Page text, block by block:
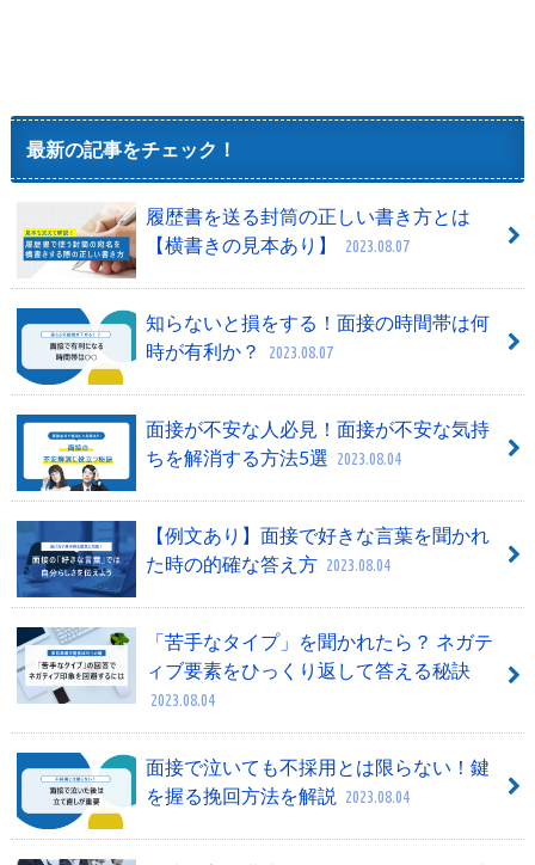
最新の記事をチェック！
履歴書を送る封筒の正しい書き方とは
【横書きの見本あり】
2023.08.07
知らないと損をする！面接の時間帯は何
時が有利か？
2023.08.07
面接が不安な人必見！面接が不安な気持
ちを解消する方法5選 2023.08.04
【例文あり】面接で好きな言葉を聞かれ
た時の的確な答え方 2023.08.04
「苦手なタイプ」を聞かれたら？ ネガテ
ィブ要素をひっくり返して答える秘訣
2023.08.04
面接で泣いても不採用とは限らない！鍵
を握る挽回方法を解説
2023.08.04